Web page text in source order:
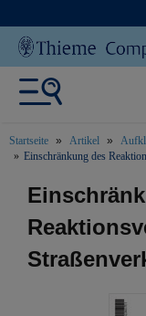
Startseite Artikel
Einschränkung des
text.skipToContent
text.skipToNavigation